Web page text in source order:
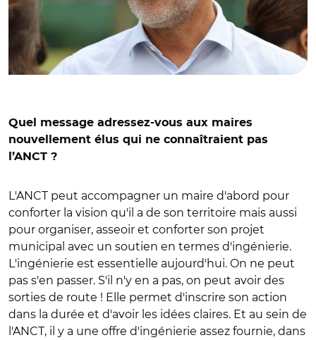
Quel message adressez-vous aux maires
nouvellement élus qui ne connaîtraient pas
l’ANCT ?
L'ANCT peut accompagner un maire d'abord pour
conforter la vision qu'il a de son territoire mais aussi
pour organiser, asseoir et conforter son projet
municipal avec un soutien en termes d'ingénierie.
L'ingénierie est essentielle aujourd'hui. On ne peut
pas s'en passer. S'il n'y en a pas, on peut avoir des
sorties de route ! Elle permet d'inscrire son action
dans la durée et d'avoir les idées claires. Et au sein de
l'ANCT, il y a une offre d'ingénierie assez fournie, dans